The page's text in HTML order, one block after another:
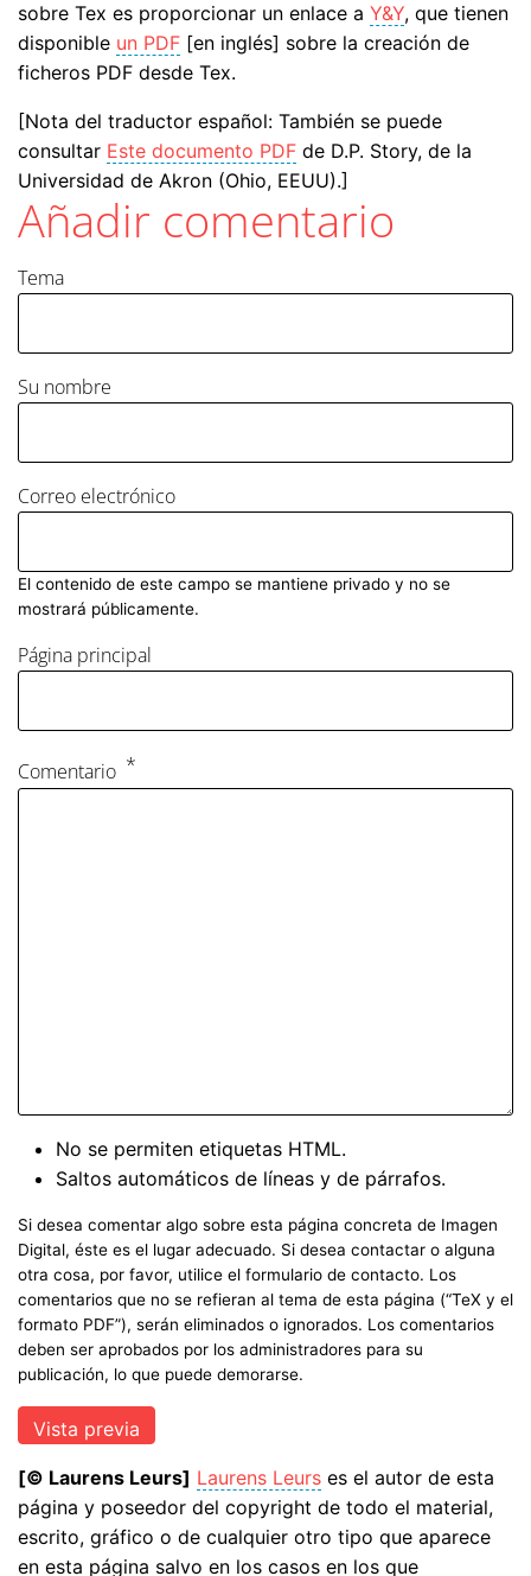
sobre Tex es proporcionar un enlace a Y&Y, que tienen
disponible un PDF [en inglés] sobre la creación de
ficheros PDF desde Tex.
[Nota del traductor español: También se puede
consultar Este documento PDF de D.P. Story, de la
Universidad de Akron (Ohio, EEUU).]
Añadir comentario
Tema
Su nombre
Correo electrónico
El contenido de este campo se mantiene privado y no se
mostrará públicamente.
Página principal
Comentario
No se permiten etiquetas HTML.
Saltos automáticos de líneas y de párrafos.
Si desea comentar algo sobre esta página concreta de Imagen
Digital, éste es el lugar adecuado. Si desea contactar o alguna
otra cosa, por favor, utilice el formulario de contacto. Los
comentarios que no se refieran al tema de esta página (“TeX y el
formato PDF”), serán eliminados o ignorados. Los comentarios
deben ser aprobados por los administradores para su
publicación, lo que puede demorarse.
[© Laurens Leurs] Laurens Leurs es el autor de esta
página y poseedor del copyright de todo el material,
escrito, gráfico o de cualquier otro tipo que aparece
en esta página salvo en los casos en los que